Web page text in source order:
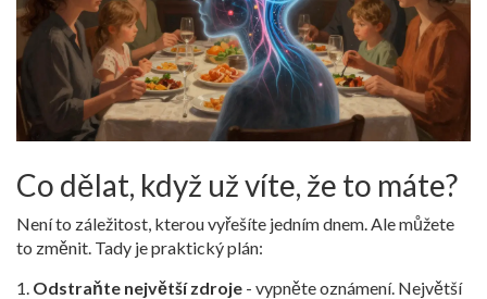
Co dělat, když už víte, že to máte?
Není to záležitost, kterou vyřešíte jedním dnem. Ale můžete
to změnit. Tady je praktický plán:
Odstraňte největší zdroje - vypněte oznámení. Největší